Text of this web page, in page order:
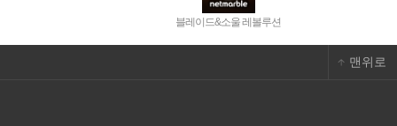
블레이드&소울 레볼루션
맨위로